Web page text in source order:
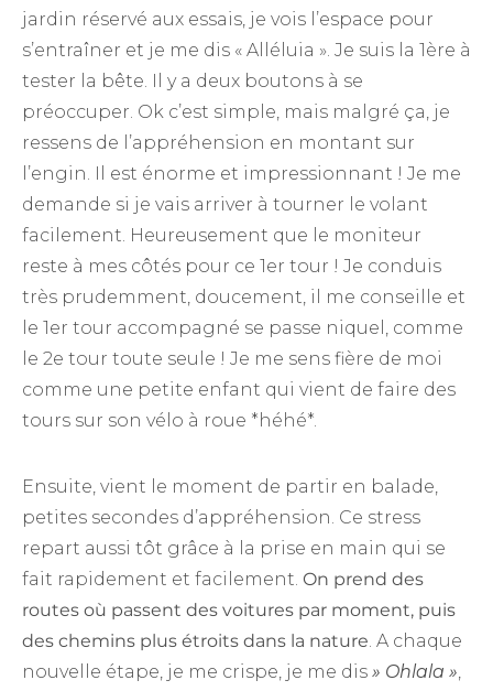
jardin réservé aux essais, je vois l’espace pour
s’entraîner et je me dis « Alléluia ». Je suis la 1ère à
tester la bête. Il y a deux boutons à se
préoccuper. Ok c’est simple, mais malgré ça, je
ressens de l’appréhension en montant sur
l’engin. Il est énorme et impressionnant ! Je me
demande si je vais arriver à tourner le volant
facilement. Heureusement que le moniteur
reste à mes côtés pour ce 1er tour ! Je conduis
très prudemment, doucement, il me conseille et
le 1er tour accompagné se passe niquel, comme
le 2e tour toute seule ! Je me sens fière de moi
comme une petite enfant qui vient de faire des
tours sur son vélo à roue *héhé*.
Ensuite, vient le moment de partir en balade,
petites secondes d’appréhension. Ce stress
repart aussi tôt grâce à la prise en main qui se
fait rapidement et facilement. On prend des
routes où passent des voitures par moment, puis
des chemins plus étroits dans la nature. A chaque
nouvelle étape, je me crispe, je me dis » Ohlala »,